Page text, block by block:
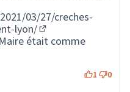
03/27/creches-
lyon/
(Lien externe)
était comme
1 0